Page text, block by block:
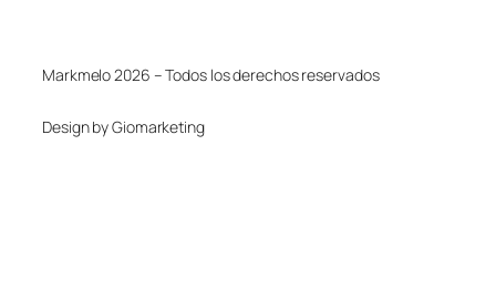
Markmelo 2026 – Todos los derechos reservados
Design by Giomarketing